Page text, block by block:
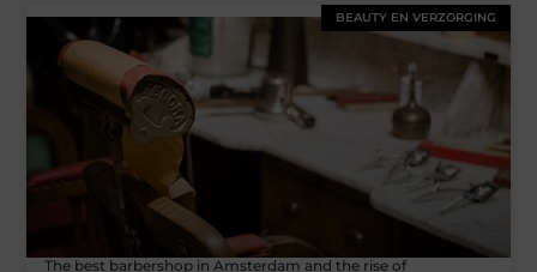
BEAUTY EN VERZORGING
The best barbershop in Amsterdam and the rise of